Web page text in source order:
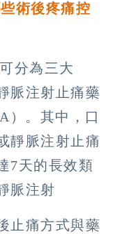
術後疼痛控
分為三大
脈注射止痛藥
）。其中，口
靜脈注射止痛
7天的長效類
脈注射
止痛方式與藥